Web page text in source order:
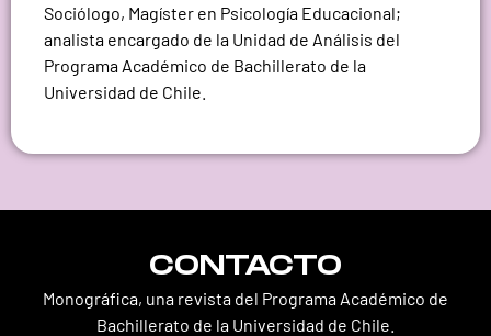
Sociólogo, Magíster en Psicología Educacional;
analista encargado de la Unidad de Análisis del
Programa Académico de Bachillerato de la
Universidad de Chile.
CONTACTO
Monográfica, una revista del Programa Académico de
Bachillerato de la Universidad de Chile.